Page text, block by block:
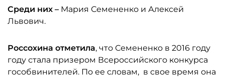
Среди них – Мария Семененко и Алексей
Львович.
Россохина отметила, что Семененко в 2016 году
году стала призером Всероссийского конкурса
гособвинителей. По ее словам, в свое время она